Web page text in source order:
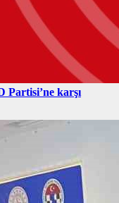
Partisi’ne karşı